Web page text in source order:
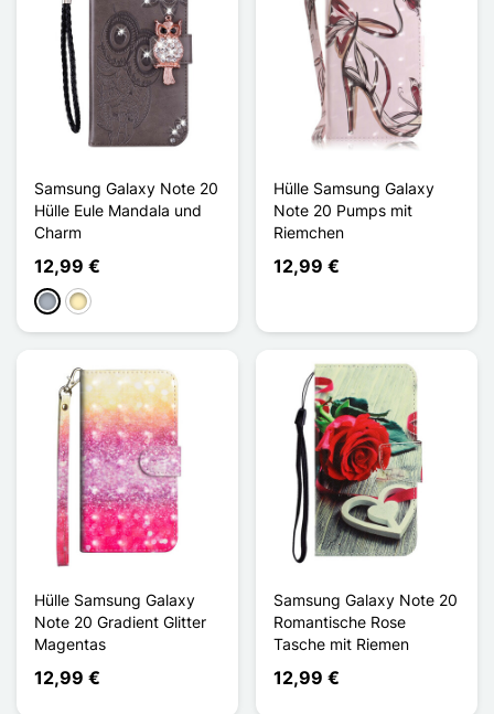
Samsung Galaxy Note 20
Hülle Eule Mandala und
Charm
12,99 €
GrauGolden
Hülle Samsung Galaxy
Note 20 Pumps mit
Riemchen
12,99 €
Hülle Samsung Galaxy
Note 20 Gradient Glitter
Magentas
12,99 €
Samsung Galaxy Note 20
Romantische Rose
Tasche mit Riemen
12,99 €